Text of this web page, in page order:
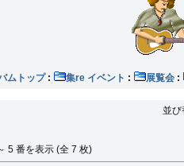
ムトップ: 集re イベント : 展覧会 :
並
5 番を表示 (全 7 枚)